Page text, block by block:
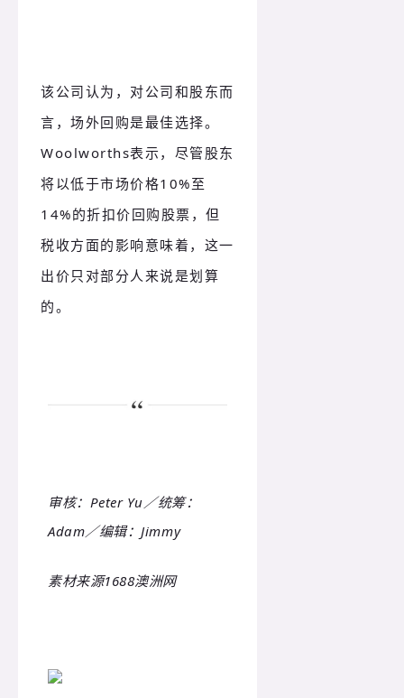
该公司认为，对公司和股东而
言，场外回购是最佳选择。
Woolworths表示，尽管股东
将以低于市场价格10%至
14%的折扣价回购股票，但
税收方面的影响意味着，这一
出价只对部分人来说是划算
的。
审核：Peter Yu／统筹：
Adam／编辑：Jimmy
素材来源1688澳洲网